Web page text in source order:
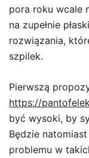
pora roku wcale
na zupełnie
rozwiązania,
szpilek.
Pierwszą
https://
być wysoki, by
Będzie
problemu w